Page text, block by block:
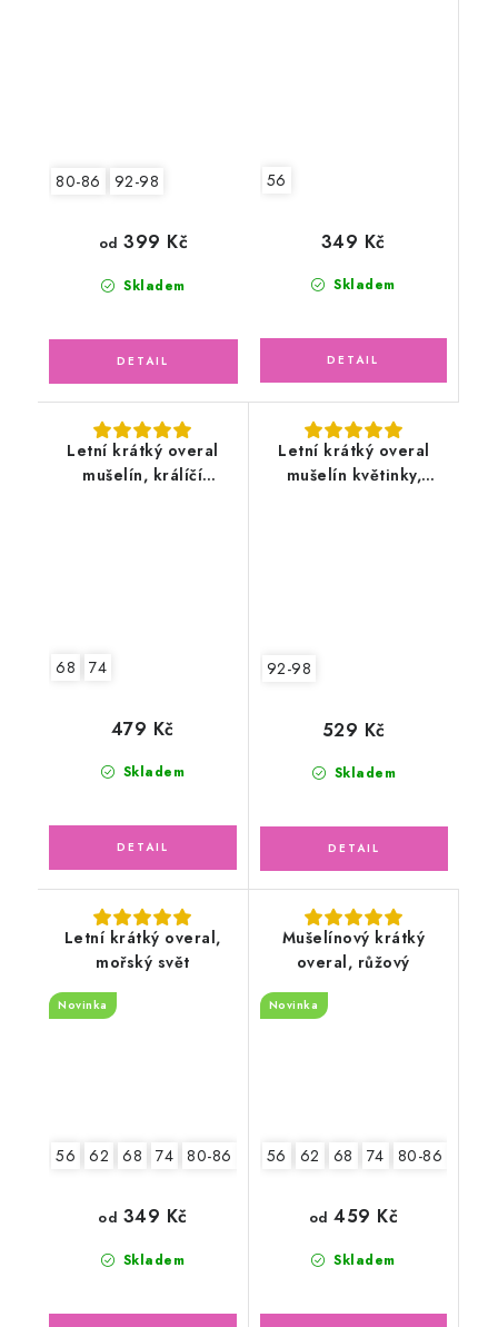
80-86 92-98
Skladem
od 399 Kč
56
Skladem
349 Kč
Letní krátký overal
mušelín, králíčí
68 74
Skladem
479 Kč
Letní krátký overal
mušelín květinky,
92-98
Skladem
529 Kč
Letní krátký overal,
mořský svět
Novinka
56 62 68 74 80-86 92-98
Skladem
od 349 Kč
Mušelínový krátký
overal, růžový
Novinka
56 62 68 74 80-86
Skladem
od 459 Kč